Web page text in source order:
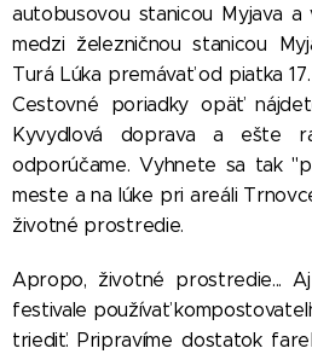
autobusovou stanicou Myjava
medzi železničnou stanicou
Turá Lúka premávať od piatka
Cestovné poriadky opäť
Kyvydlová doprava a ešte
odporúčame. Vyhnete sa tak
meste a na lúke pri areáli
životné prostredie.
Apropo, životné prostredie...
festivale používať
triediť. Pripravíme dostatok